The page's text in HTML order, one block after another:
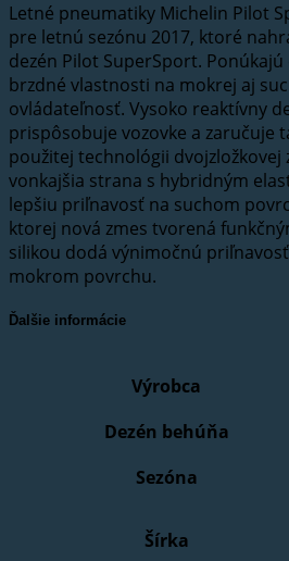
Letné pneumatiky Michelin Pilot
pre letnú sezónu 2017, ktoré
dezén Pilot SuperSport.
brzdné vlastnosti na mokrej aj
ovládateľnosť. Vysoko reaktívny
prispôsobuje vozovke a zaručuje
použitej technológii dvojzložkovej
vonkajšia strana s hybridným
lepšiu priľnavosť na suchom
ktorej nová zmes tvorená
silikou dodá výnimočnú
mokrom povrchu.
Ďalšie informácie
Výrobca
Dezén behúňa
Sezóna
Šírka